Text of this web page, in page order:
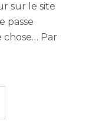
sur le site
passe
Par